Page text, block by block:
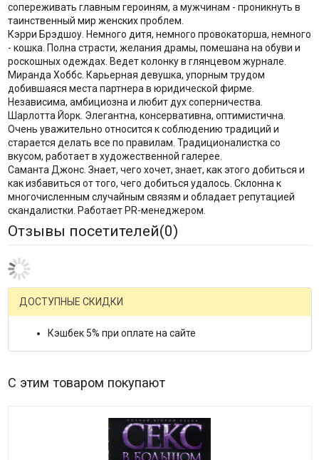
сопереживать главным героиням, а мужчинам - проникнуть в
таинственный мир женских проблем.
Кэрри Брэдшоу. Немного дитя, немного провокаторша, немного
- кошка. Полна страсти, желания драмы, помешана на обуви и
роскошных одеждах. Ведет колонку в глянцевом журнале.
Миранда Хоббс. Карьерная девушка, упорным трудом
добившаяся места партнера в юридической фирме.
Независима, амбициозна и любит дух соперничества.
Шарлотта Йорк. Элегантна, консервативна, оптимистична.
Очень уважительно относится к соблюдению традиций и
старается делать все по правилам. Традиционалистка со
вкусом, работает в художественной галерее.
Саманта Джонс. Знает, чего хочет, знает, как этого добиться и
как избавиться от того, чего добиться удалось. Склонна к
многочисленным случайным связям и обладает репутацией
скандалистки. Работает PR-менеджером.
Отзывы посетителей(0)
ДОСТУПНЫЕ СКИДКИ
Кэшбек 5% при оплате на сайте
С этим товаром покупают